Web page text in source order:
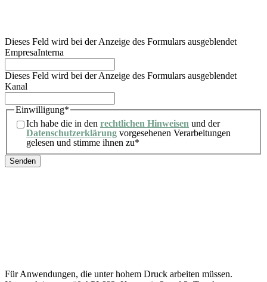
Dieses Feld wird bei der Anzeige des Formulars ausgeblendet
EmpresaInterna
Dieses Feld wird bei der Anzeige des Formulars ausgeblendet
Kanal
Einwilligung*
Ich habe die in den rechtlichen Hinweisen und der
Datenschutzerklärung vorgesehenen Verarbeitungen
gelesen und stimme ihnen zu*
Für Anwendungen, die unter hohem Druck arbeiten müssen.